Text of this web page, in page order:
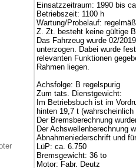
Einsatzzeitraum: 1990 bis
Betriebszeit: 1100 h
Wartung/Probelauf:
Z. Zt. besteht keine gültige
Das Fahrzeug wurde 02/
unterzogen. Dabei wurde
relevanten Funktionen
Rahmen liegen.
Achsfolge: B regelspurig
Zum tats. Dienstgewicht:
Im Betriebsbuch ist im
hinten 19,7 t
Der Bremsberechnung
Der Achswellenberechnung
Abnahmeniederschrift und
LüP: ca. 6.750
Bremsgewicht: 36 to
Motor: Fabr. Deutz